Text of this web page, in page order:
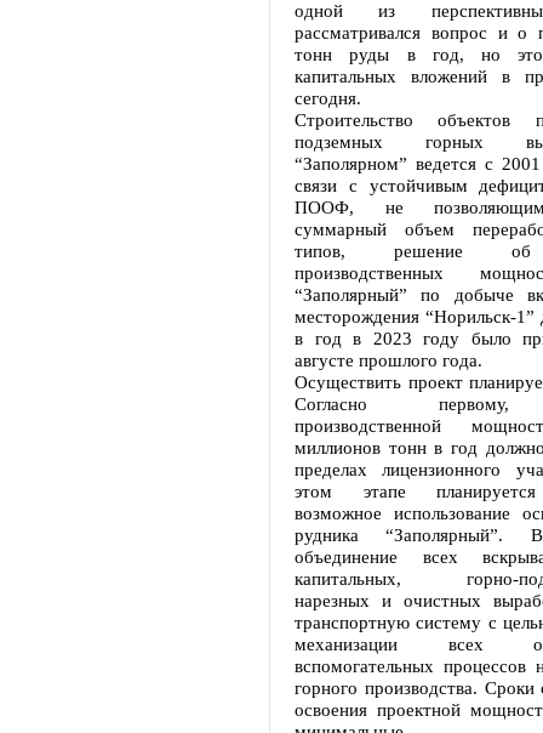
одной из
рассматривался вопрос и о
тонн руды в год, но
капитальных вложений в
сегодня.
Строительство объектов
подземных горных
“Заполярном” ведется с
связи с устойчивым
ПООФ, не позволяющим
суммарный объем
типов, решение об
производственных
“Заполярный” по добыче
месторождения “Норильск-
в год в 2023 году было
августе прошлого года.
Осуществить проект
Согласно первому,
производственной
миллионов тонн в год
пределах лицензионного
этом этапе
возможное использование
рудника
объединение всех
капитальных, горно-
нарезных и очистных
транспортную систему с
механизации всех
вспомогательных процессов
горного производства. Сроки
освоения проектной